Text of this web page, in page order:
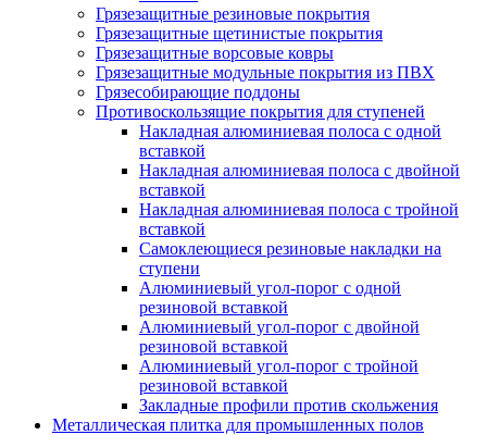
Грязезащитные резиновые покрытия
Грязезащитные щетинистые покрытия
Грязезащитные ворсовые ковры
Грязезащитные модульные покрытия из ПВХ
Грязесобирающие поддоны
Противоскользящие покрытия для ступеней
Накладная алюминиевая полоса с одной
вставкой
Накладная алюминиевая полоса с двойной
вставкой
Накладная алюминиевая полоса с тройной
вставкой
Самоклеющиеся резиновые накладки на
ступени
Алюминиевый угол-порог с одной
резиновой вставкой
Алюминиевый угол-порог с двойной
резиновой вставкой
Алюминиевый угол-порог с тройной
резиновой вставкой
Закладные профили против скольжения
Металлическая плитка для промышленных полов